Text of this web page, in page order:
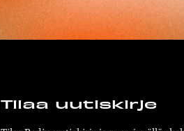
Tilaa uutiskirje